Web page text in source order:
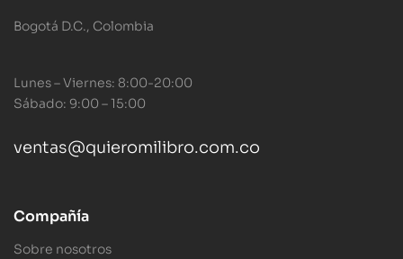
Bogotá D.C., Colombia
Lunes – Viernes: 8:00-20:00
Sábado: 9:00 – 15:00
ventas@quieromilibro.com.co
Compañía
Sobre nosotros